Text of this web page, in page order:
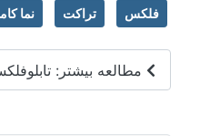
فلکس تراکت نما
مطالعه بیشتر: